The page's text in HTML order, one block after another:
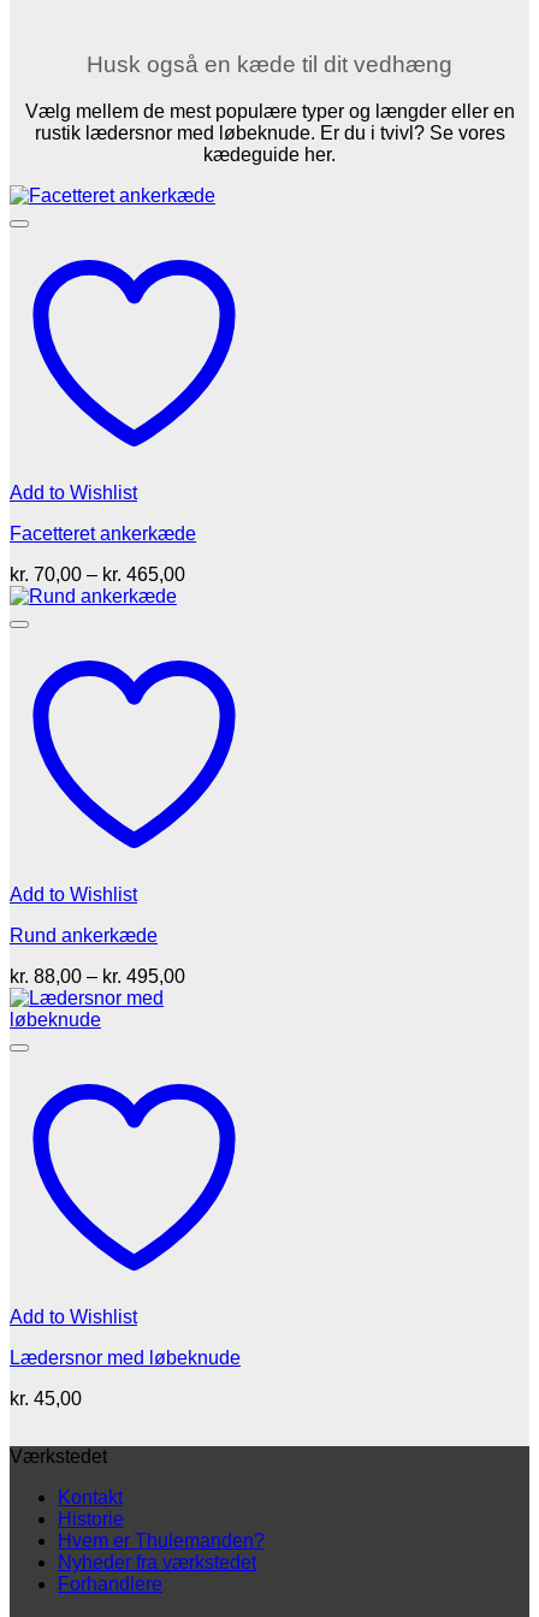
Husk også en kæde til dit vedhæng
Vælg mellem de mest populære typer og længder eller en
rustik lædersnor med løbeknude. Er du i tvivl? Se vores
kædeguide her.
Add to Wishlist
Facetteret ankerkæde
kr. 70,00 – kr. 465,00Prisinterval:
Add to Wishlist
Rund ankerkæde
kr. 88,00 – kr. 495,00Prisinterval:
Add to Wishlist
Lædersnor med løbeknude
kr. 45,00
Værkstedet
Kontakt
Historie
Hvem er Thulemanden?
Nyheder fra værkstedet
Forhandlere